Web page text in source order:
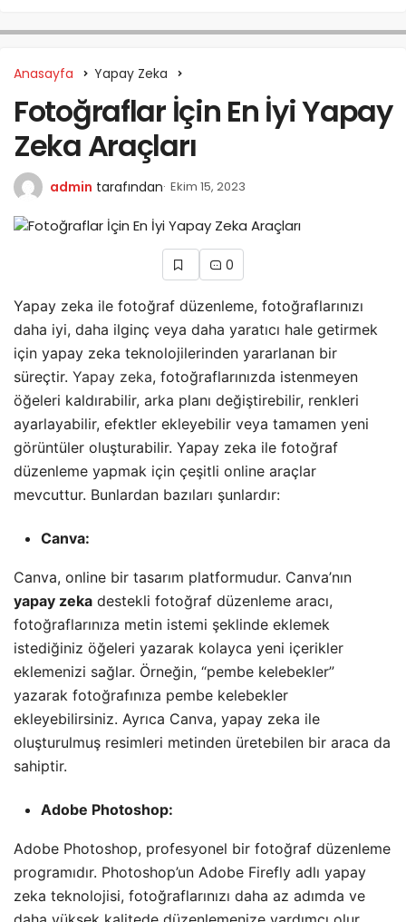
Anasayfa Yapay Zeka
Fotoğraflar İçin En İyi Yapay
Zeka Araçları
admin tarafından Ekim 15, 2023
0
Yapay zeka ile fotoğraf düzenleme, fotoğraflarınızı
daha iyi, daha ilginç veya daha yaratıcı hale getirmek
için yapay zeka teknolojilerinden yararlanan bir
süreçtir. Yapay zeka, fotoğraflarınızda istenmeyen
öğeleri kaldırabilir, arka planı değiştirebilir, renkleri
ayarlayabilir, efektler ekleyebilir veya tamamen yeni
görüntüler oluşturabilir. Yapay zeka ile fotoğraf
düzenleme yapmak için çeşitli online araçlar
mevcuttur. Bunlardan bazıları şunlardır:
Canva:
Canva, online bir tasarım platformudur. Canva’nın
yapay zeka destekli fotoğraf düzenleme aracı,
fotoğraflarınıza metin istemi şeklinde eklemek
istediğiniz öğeleri yazarak kolayca yeni içerikler
eklemenizi sağlar. Örneğin, “pembe kelebekler”
yazarak fotoğrafınıza pembe kelebekler
ekleyebilirsiniz. Ayrıca Canva, yapay zeka ile
oluşturulmuş resimleri metinden üretebilen bir araca da
sahiptir.
Adobe Photoshop:
Adobe Photoshop, profesyonel bir fotoğraf düzenleme
programıdır. Photoshop’un Adobe Firefly adlı yapay
zeka teknolojisi, fotoğraflarınızı daha az adımda ve